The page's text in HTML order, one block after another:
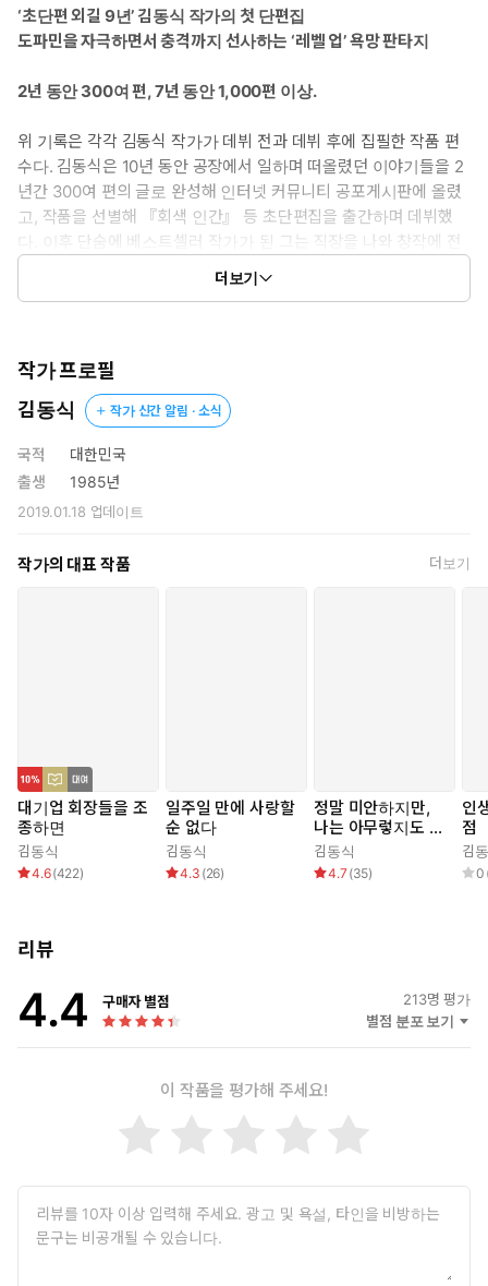
‘초단편 외길 9년’ 김동식 작가의 첫 단편집
도파민을 자극하면서 충격까지 선사하는 ‘레벨 업’ 욕망 판타지
2년 동안 300여 편, 7년 동안 1,000편 이상.
위 기록은 각각 김동식 작가가 데뷔 전과 데뷔 후에 집필한 작품 편
수다. 김동식은 10년 동안 공장에서 일하며 떠올렸던 이야기들을 2
년간 300여 편의 글로 완성해 인터넷 커뮤니티 공포게시판에 올렸
고, 작품을 선별해 『회색 인간』 등 초단편집을 출간하며 데뷔했
다. 이후 단숨에 베스트셀러 작가가 된 그는 직장을 나와 창작에 전
념했고, 수년간 〈카카오페이지〉, 〈밀리의 서재〉, 〈월간 중
앙〉 등 지면에서 1,000편 이상의 작품을 발표했다. 초단편의 평균
자를 만났다. 앞선 인터뷰에서 그가 수차례 밝힌 것처럼, 독자 댓글
은 그의 “글쓰기 선생님”이 돼주었고 그는 수많은 독자와 호흡하며
자신의 글을 갈고닦았다. 그리고 마침내 그의 첫 단편집 『현실 온
라인 게임』이 출간되었다.
“(…) 이번 소설들에서 (많은) 시도를 했습니다. 캐릭터를 다양화하
고, 각양각색의 장면을 추가하고, 주제를 더 심도 있게 표현해 보기
초단편보다 더 풍성한 단편이 나왔습니다.” _〈작가의 말〉 중에서
요소가 더 깊어지고 풍성해졌다. 특히, 한층 더 부피감 있게 쌓인
장면 및 내면 묘사는 예상할 수 없는 상황 전개와 맞물려 높은 몰
입감을 느끼게 한다.
세 작품이 공통적으로 다루는 주제는 ‘레벨 업’에 대한 욕망이다. 김
부여한다. 주인공은 이 엄청난 축복 속에서 욕망 실현의 행복감을 느
디로 튈지 모르는 사건들이 꼬리에 꼬리를 물며 전개되고, 이는 독
자로 하여금 단순한 재미를 넘어 ‘나’라는 인간과 내가 살고 있는 세
상에 대한 충격마저 느끼게 한다. 경쾌함과 묵직함. 이 두 마리의 토
동식의 판타지 월드를 보여준다.
더보기
작가 프로필
김동식
작가 신간 알림 · 소식
국적
대한민국
출생
1985년
2019.01.18 업데이트
작가의 대표 작품 더보기
대기업 회장들을 조
종하면
김동식
4.6(422)
일주일 만에 사랑할
순 없다
김동식
4.3 (26)
정말 미안하지만,
나는 아무렇지도 않
았다
김동식
4.7 (35)
인
점
김
0
리뷰
4.4 구매자 별점 213명 평가
별점 분포 보기
이 작품을 평가해 주세요!